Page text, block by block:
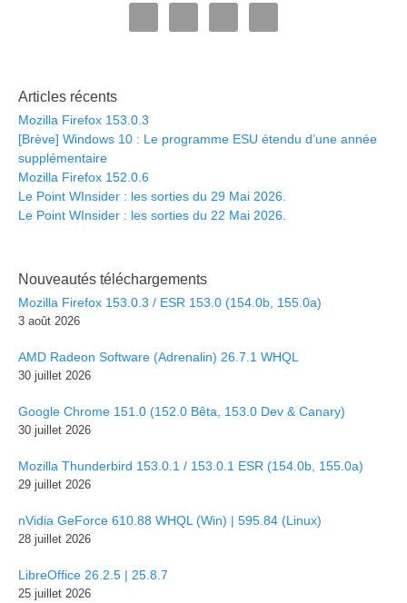
Articles récents
Mozilla Firefox 153.0.3
[Brève] Windows 10 : Le programme ESU étendu d’une année
supplémentaire
Mozilla Firefox 152.0.6
Le Point WInsider : les sorties du 29 Mai 2026.
Le Point WInsider : les sorties du 22 Mai 2026.
Nouveautés téléchargements
Mozilla Firefox 153.0.3 / ESR 153.0 (154.0b, 155.0a)
3 août 2026
AMD Radeon Software (Adrenalin) 26.7.1 WHQL
30 juillet 2026
Google Chrome 151.0 (152.0 Bêta, 153.0 Dev & Canary)
30 juillet 2026
Mozilla Thunderbird 153.0.1 / 153.0.1 ESR (154.0b, 155.0a)
29 juillet 2026
nVidia GeForce 610.88 WHQL (Win) | 595.84 (Linux)
28 juillet 2026
LibreOffice 26.2.5 | 25.8.7
25 juillet 2026